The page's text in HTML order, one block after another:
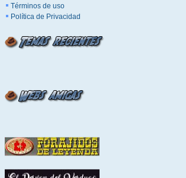
Términos de uso
Política de Privacidad